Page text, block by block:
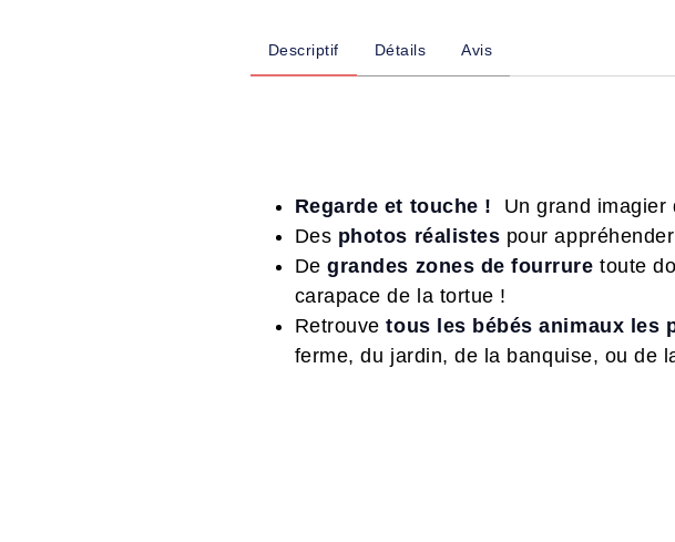
Descriptif Détails Avis
Regarde et touche ! Un grand imagier
Des photos réalistes pour
Degrandes zones de fourrure toute
carapace de la tortue !
Retrouvetous les bébés animaux les
ferme, du jardin, de la banquise, ou de